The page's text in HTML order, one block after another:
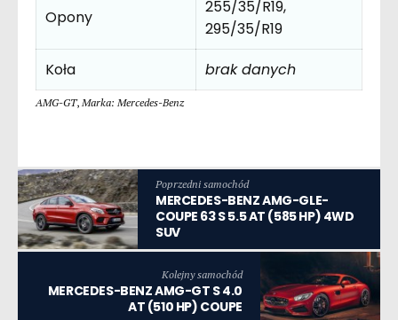
Opony
255/35/R19,
295/35/R19
Koła
brak danych
AMG-GT, Marka: Mercedes-Benz
Poprzedni samochód
MERCEDES-BENZ AMG-GLE-
COUPE 63 S 5.5 AT (585 HP) 4WD
SUV
Kolejny samochód
MERCEDES-BENZ AMG-GT S 4.0
AT (510 HP) COUPE